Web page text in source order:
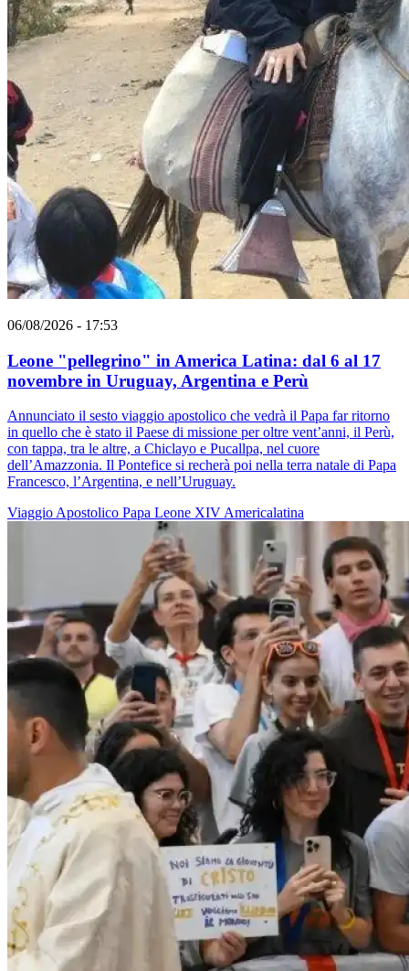
06/08/2026 - 17:53
Leone "pellegrino" in America Latina: dal 6 al 17
novembre in Uruguay, Argentina e Perù
Annunciato il sesto viaggio apostolico che vedrà il Papa far ritorno
in quello che è stato il Paese di missione per oltre vent’anni, il Perù,
con tappa, tra le altre, a Chiclayo e Pucallpa, nel cuore
dell’Amazzonia. Il Pontefice si recherà poi nella terra natale di Papa
Francesco, l’Argentina, e nell’Uruguay.
Viaggio Apostolico Papa Leone XIV Americalatina